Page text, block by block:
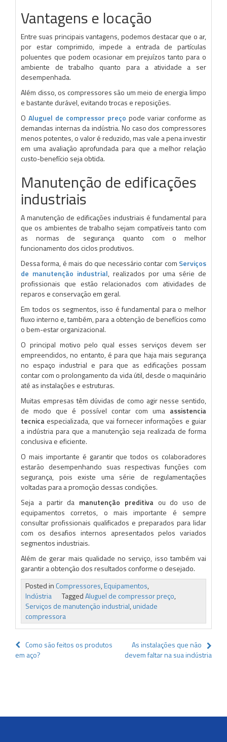
Vantagens e locação
Entre suas principais vantagens, podemos destacar que o ar,
por estar comprimido, impede a entrada de partículas
poluentes que podem ocasionar em prejuízos tanto para o
ambiente de trabalho quanto para a atividade a ser
desempenhada.
Além disso, os compressores são um meio de energia limpo
e bastante durável, evitando trocas e reposições.
O Aluguel de compressor preço pode variar conforme as
demandas internas da indústria. No caso dos compressores
menos potentes, o valor é reduzido, mas vale a pena investir
em uma avaliação aprofundada para que a melhor relação
custo-benefício seja obtida.
Manutenção de edificações
industriais
A manutenção de edificações industriais é fundamental para
que os ambientes de trabalho sejam compatíveis tanto com
as normas de segurança quanto com o melhor
funcionamento dos ciclos produtivos.
Dessa forma, é mais do que necessário contar com Serviços
de manutenção industrial, realizados por uma série de
profissionais que estão relacionados com atividades de
reparos e conservação em geral.
Em todos os segmentos, isso é fundamental para o melhor
fluxo interno e, também, para a obtenção de benefícios como
o bem-estar organizacional.
O principal motivo pelo qual esses serviços devem ser
empreendidos, no entanto, é para que haja mais segurança
no espaço industrial e para que as edificações possam
contar com o prolongamento da vida útil, desde o maquinário
até as instalações e estruturas.
Muitas empresas têm dúvidas de como agir nesse sentido,
de modo que é possível contar com uma assistencia
tecnica especializada, que vai fornecer informações e guiar
a indústria para que a manutenção seja realizada de forma
conclusiva e eficiente.
O mais importante é garantir que todos os colaboradores
estarão desempenhando suas respectivas funções com
segurança, pois existe uma série de regulamentações
voltadas para a promoção dessas condições.
Seja a partir da manutenção preditiva ou do uso de
equipamentos corretos, o mais importante é sempre
consultar profissionais qualificados e preparados para lidar
com os desafios internos apresentados pelos variados
segmentos industriais.
Além de gerar mais qualidade no serviço, isso também vai
garantir a obtenção dos resultados conforme o desejado.
Posted in Compressores,Equipamentos,
Indústria
TaggedAluguel de compressor preço,
Serviços de manutenção industrial,unidade
compressora
Navegação
de
Como são feitos os produtos
em aço?
As instalações que não
devem faltar na sua indústria